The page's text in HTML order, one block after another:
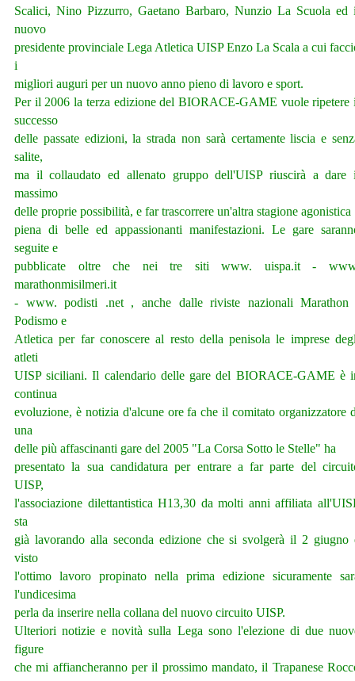
Scalici, Nino Pizzurro, Gaetano Barbaro, Nunzio La Scuola ed
nuovo
presidente provinciale Lega Atletica UISP Enzo La Scala a cui
i
migliori auguri per un nuovo anno pieno di lavoro e sport.
Per il 2006 la terza edizione del BIORACE-GAME vuole ripetere
successo
delle passate edizioni, la strada non sarà certamente liscia e
salite,
ma il collaudato ed allenato gruppo dell'UISP riuscirà a dare
massimo
delle proprie possibilità, e far trascorrere un'altra stagione agonistica
piena di belle ed appassionanti manifestazioni. Le gare
seguite e
pubblicate oltre che nei tre siti www. uispa.it -
marathonmisilmeri.it
- www. podisti .net , anche dalle riviste nazionali Marathon
Podismo e
Atletica per far conoscere al resto della penisola le imprese
atleti
UISP siciliani. Il calendario delle gare del BIORACE-GAME è
continua
evoluzione, è notizia d'alcune ore fa che il comitato organizzatore
una
delle più affascinanti gare del 2005 "La Corsa Sotto le Stelle" ha
presentato la sua candidatura per entrare a far parte del
UISP,
l'associazione dilettantistica H13,30 da molti anni affiliata
sta
già lavorando alla seconda edizione che si svolgerà il 2 giugno
visto
l'ottimo lavoro propinato nella prima edizione sicuramente
l'undicesima
perla da inserire nella collana del nuovo circuito UISP.
Ulteriori notizie e novità sulla Lega sono l'elezione di due
figure
che mi affiancheranno per il prossimo mandato, il Trapanese